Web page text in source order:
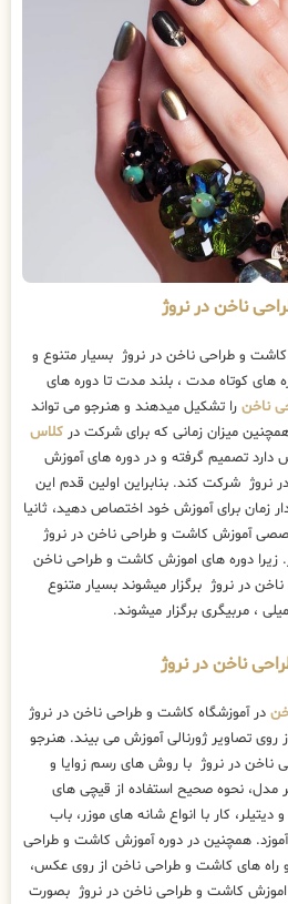
ناخن در نروژ
کاشت و طراحی ناخن در نروژ بسیار متنوع و
های کوتاه مدت ، بلند مدت تا دوره های
ناخن را تشکیل میدهند و هنرجو می تواند
میزان زمانی که برای شرکت در کلاس
دارد تصمیم گرفته و در دوره های آموزش
شرکت کند. بنابراین اولین قدم این
زمان برای آموزش خود اختصاص دهید، ثانیا
آموزش کاشت و طراحی ناخن در نروژ
زیرا دوره های اموزش کاشت و طراحی ناخن
در نروژ برگزار میشوند بسیار متنوع
ناخن در نروژ
در آموزشگاه کاشت و طراحی ناخن در نروژ
روی تصاویر ژورنالی آموزش می بیند. هنرجو
ناخن در نروژ با روش های رسم زوایا و
نحوه صحیح استفاده از قیچی های
دیتیلر، کار با انواع شانه های موزر، باب
آموزد. همچنین در دوره آموزش کاشت و طراحی
راه های کاشت و طراحی ناخن از روی عکس،
اموزش کاشت و طراحی ناخن در نروژ بصورت